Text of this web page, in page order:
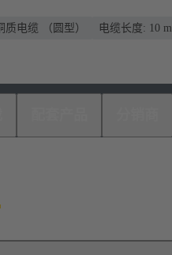
质电缆 （圆型） 电缆长度: 10 m